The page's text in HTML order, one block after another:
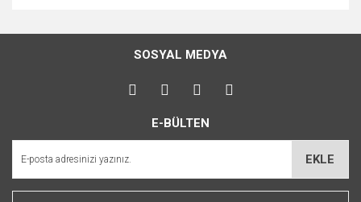
konularda yetersiz gördüğünüz noktaları öneri formunu
kullanarak tarafımıza iletebilirsiniz.
Görüş ve önerileriniz için teşekkür ederiz.
Ürün açıklamasında eksik bilgiler bulunuyor.
Bu ürüne benzer farklı alternatifler olmalı.
SOSYAL MEDYA
E-BÜLTEN
EKLE